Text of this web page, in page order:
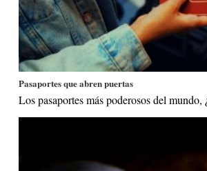
Pasaportes que abren puertas
Los pasaportes más poderosos del mundo,